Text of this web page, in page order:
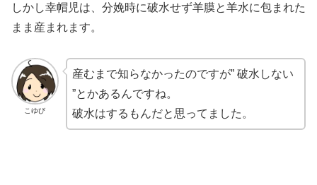
しかし幸帽児は、分娩時に破水せず羊膜と羊水に包まれた
まま産まれます。
こゆび
産むまで知らなかったのですが” 破水しない
”とかあるんですね。
破水はするもんだと思ってました。